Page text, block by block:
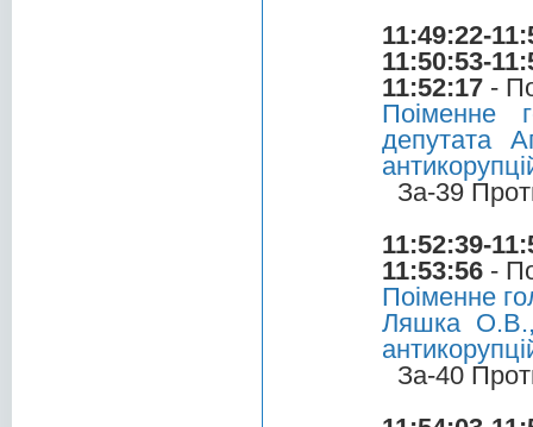
11:49:22-
11:50:53-
11:52:17 -
Поіменне
депутата
За-39
11:52:39-
11:53:56 -
Поіменне
Ляшка
За-40